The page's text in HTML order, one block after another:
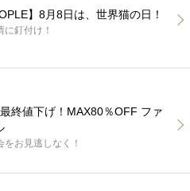
】8月8日は、世界猫の日！
釘付け！
最終値下げ！MAX80％OFF ファ
をお見逃しなく！